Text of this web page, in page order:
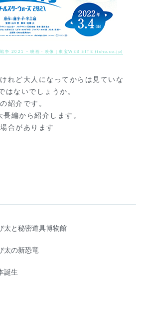
戦争 2021 – 映画・映像｜東宝WEB SITE (toho.co.jp)
れど大人になってからは見ていな
はないでしょうか。
紹介です。
編から紹介します。
合があります
太と秘密道具博物館
太の新恐竜
誕生